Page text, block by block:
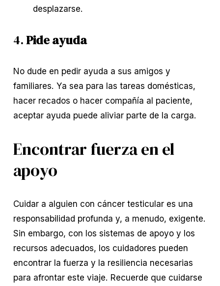
desplazarse.
4.Pide ayuda
No dude en pedir ayuda a sus amigos y
familiares. Ya sea para las tareas domésticas,
hacer recados o hacer compañía al paciente,
aceptar ayuda puede aliviar parte de la carga.
Encontrar fuerza en el
apoyo
Cuidar a alguien con cáncer testicular es una
responsabilidad profunda y, a menudo, exigente.
Sin embargo, con los sistemas de apoyo y los
recursos adecuados, los cuidadores pueden
encontrar la fuerza y la resiliencia necesarias
para afrontar este viaje. Recuerde que cuidarse